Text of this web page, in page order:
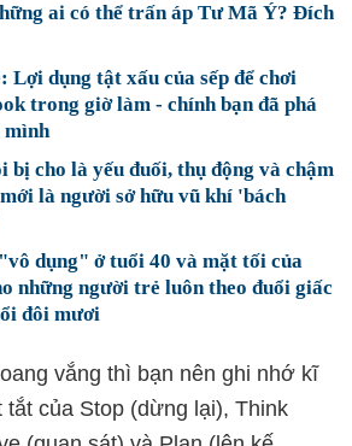
ai có thể trấn áp Tư Mã Ý? Đích
Lợi dụng tật xấu của sếp để chơi
trong giờ làm - chính bạn đã phá
mình
bị cho là yếu đuối, thụ động và chậm
là người sở hữu vũ khí 'bách
dụng" ở tuổi 40 và mặt tối của
những người trẻ luôn theo đuổi giấc
đôi mươi
vắng thì bạn nên ghi nhớ kĩ
tắt của Stop (dừng lại), Think